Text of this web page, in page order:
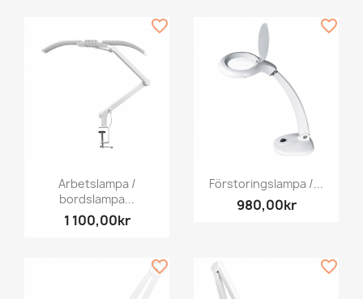
Arbetslampa /
bordslampa...
1 100,00kr
favorite_border
Förstoringslampa /...
980,00kr
favorite_border
favorite_border favorite_border